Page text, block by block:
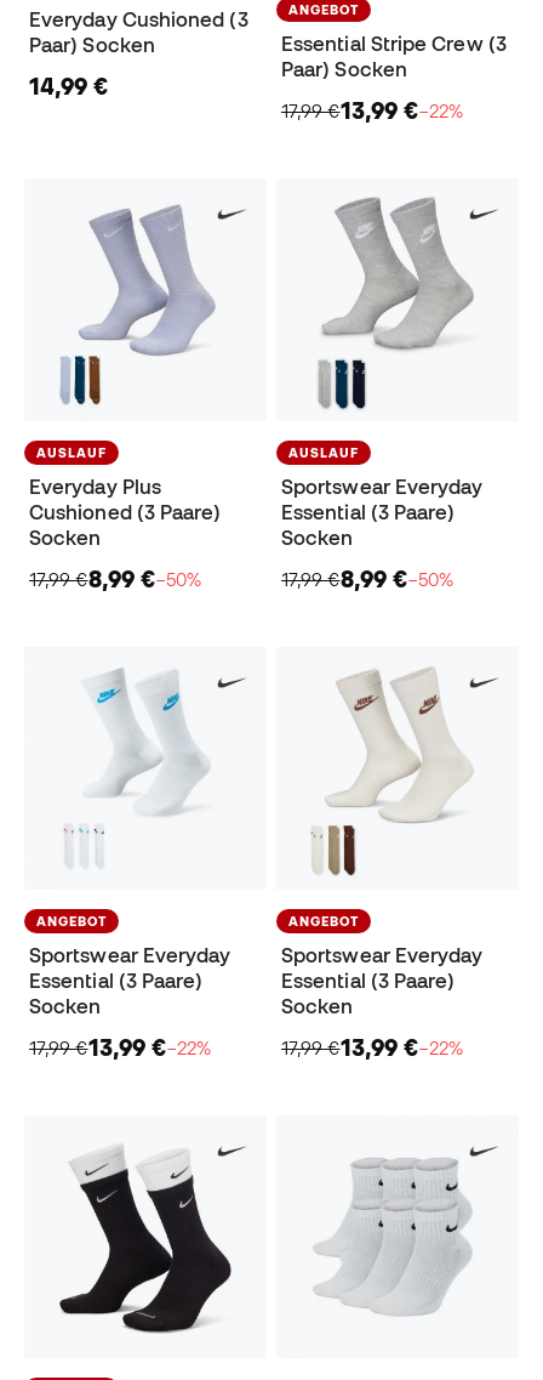
Everyday Cushioned (3
Paar) Socken
14,99 €
ANGEBOT
Essential Stripe Crew (3
Paar) Socken
17,99 €13,99 €−22%
AUSLAUF
Everyday Plus
Cushioned (3 Paare)
Socken
17,99 €8,99 €−50%
AUSLAUF
Sportswear Everyday
Essential (3 Paare)
Socken
17,99 €8,99 €−50%
ANGEBOT
Sportswear Everyday
Essential (3 Paare)
Socken
17,99 €13,99 €−22%
ANGEBOT
Sportswear Everyday
Essential (3 Paare)
Socken
17,99 €13,99 €−22%